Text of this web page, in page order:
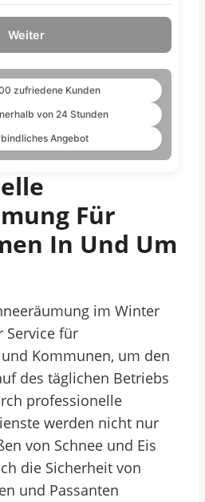
Weiter
zufriedene Kunden
von 24 Stunden
Angebot
Für
In Und Um
im Winter
Service für
Kommunen, um den
des täglichen Betriebs
professionelle
werden nicht nur
von Schnee und Eis
die Sicherheit von
und Passanten